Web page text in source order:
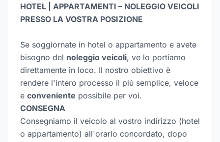
HOTEL | APPARTAMENTI – NOLEGGIO VEICOLI
PRESSO LA VOSTRA POSIZIONE
Se soggiornate in hotel o appartamento e avete
bisogno del noleggio veicoli, ve lo portiamo
direttamente in loco. Il nostro obiettivo è
rendere l'intero processo il più semplice, veloce
e conveniente possibile per voi.
CONSEGNA
Consegniamo il veicolo al vostro indirizzo (hotel
o appartamento) all'orario concordato, dopo